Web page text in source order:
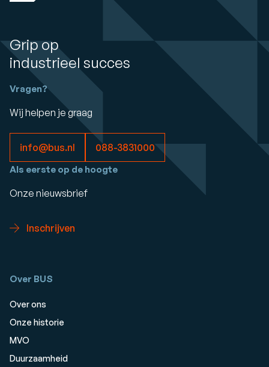
Grip op
industrieel succes
Vragen?
Wij helpen je graag
info@bus.nl 088-3831000
Als eerste op de hoogte
Onze nieuwsbrief
Inschrijven
Over BUS
Over ons
Onze historie
MVO
Duurzaamheid